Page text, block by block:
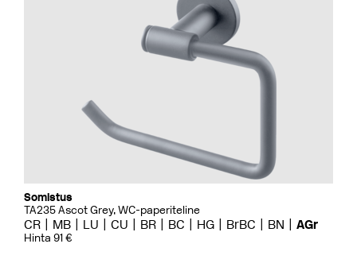
Somistus
TA235 Ascot Grey, WC-paperiteline
CR MB LU CU BR BC HG BrBC BN AGr
Hinta 91 €